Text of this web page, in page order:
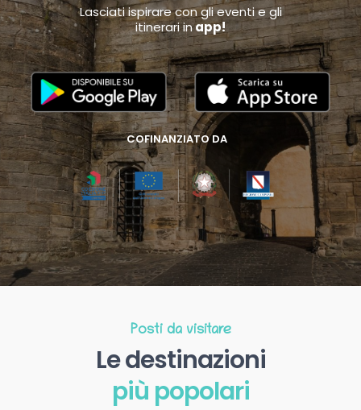
Lasciati ispirare con gli eventi e gli
itinerari inapp!
COFINANZIATO DA
Posti da visitare
Le destinazioni
più popolari